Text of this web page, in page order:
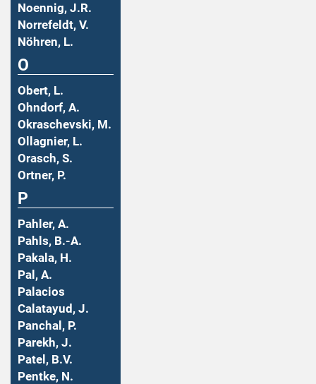
Noennig, J.R.
Norrefeldt, V.
Nöhren, L.
O
Obert, L.
Ohndorf, A.
Okraschevski, M.
Ollagnier, L.
Orasch, S.
Ortner, P.
P
Pahler, A.
Pahls, B.-A.
Pakala, H.
Pal, A.
Palacios
Calatayud, J.
Panchal, P.
Parekh, J.
Patel, B.V.
Pentke, N.